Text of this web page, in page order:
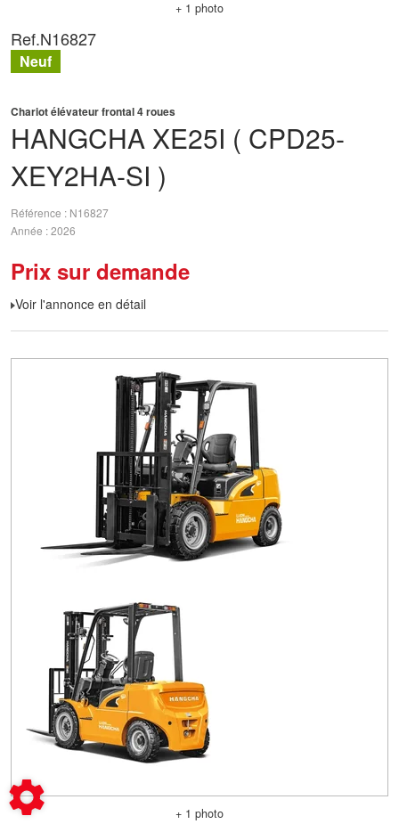
+ 1 photo
HANGCHA XE25I ( CPD25-
XEY2HA-SI )
Chariot élévateur frontal 4 roues
Référence
N16827
Année 2026
Prix sur demande
Voir l'annonce en détail
Ref.N16827
Neuf
+ 1 photo